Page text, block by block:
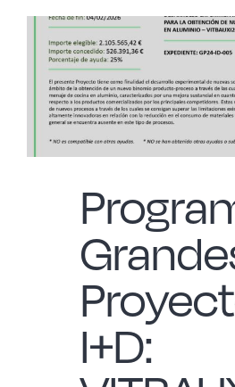
I+D: